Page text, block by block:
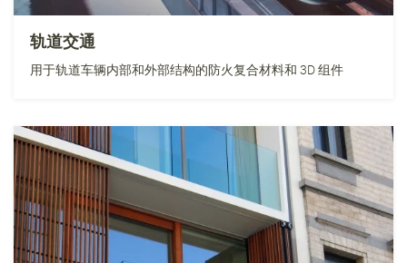
轨道交通
用于轨道车辆内部和外部结构的防火复合材料和 3D 组件